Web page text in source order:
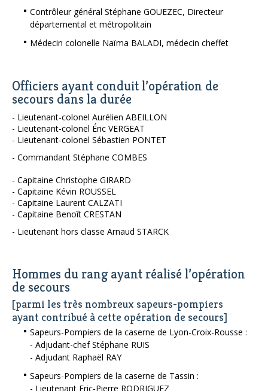
Contrôleur général Stéphane GOUEZEC, Directeur
départemental et métropolitain
Médecin colonelle Naïma BALADI, médecin cheffet
Officiers ayant conduit l’opération de
secours dans la durée
- Lieutenant-colonel Aurélien ABEILLON
- Lieutenant-colonel Éric VERGEAT
- Lieutenant-colonel Sébastien PONTET
- Commandant Stéphane COMBES
- Capitaine Christophe GIRARD
- Capitaine Kévin ROUSSEL
- Capitaine Laurent CALZATI
- Capitaine Benoît CRESTAN
- Lieutenant hors classe Arnaud STARCK
Hommes du rang ayant réalisé l’opération
de secours
[parmi les très nombreux sapeurs-pompiers
ayant contribué à cette opération de secours]
Sapeurs-Pompiers de la caserne de Lyon-Croix-Rousse :
- Adjudant-chef Stéphane RUIS
- Adjudant Raphaël RAY
Sapeurs-Pompiers de la caserne de Tassin :
- Lieutenant Eric-Pierre RODRIGUEZ